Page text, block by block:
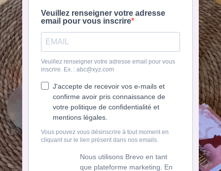
Veuillez renseigner votre adresse
email pour vous inscrire
Veuillez renseigner votre adresse email pour vous
inscrire. Ex. : abc@xyz.com
J'accepte de recevoir vos e-mails et
confirme avoir pris connaissance de
votre politique de confidentialité et
mentions légales.
Vous pouvez vous désinscrire à tout moment en
cliquant sur le lien présent dans nos emails.
Nous utilisons Brevo en tant
que plateforme marketing. En